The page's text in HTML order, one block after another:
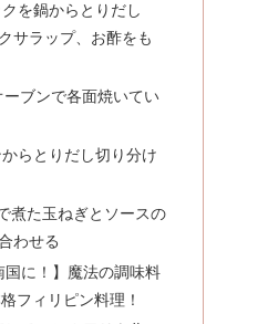
を鍋からとりだし
サラップ、お酢をも
ブンで各面焼いてい
らとりだし切り分け
煮た玉ねぎとソースの
わせる
国に！】魔法の調味料
フィリピン料理！